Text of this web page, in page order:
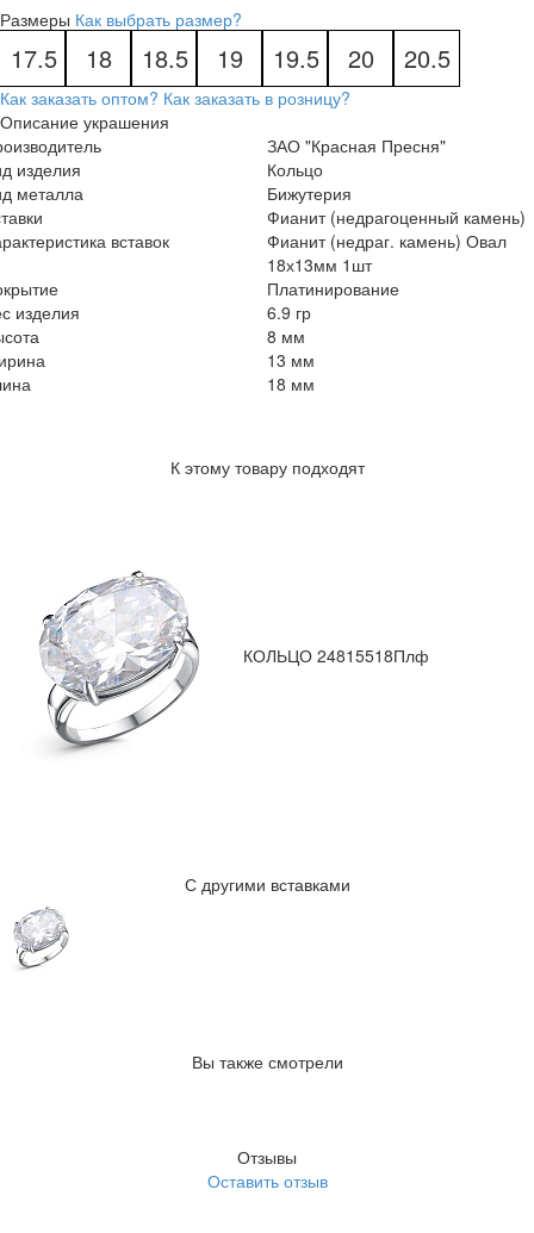
Размеры Как выбрать размер?
17.5 18 18.5 19 19.5 20 20.5
Как заказать оптом? Как заказать в розницу?
Описание украшения
ЗАО "Красная Пресня"
изделия
Кольцо
металла
Бижутерия
Фианит (недрагоценный камень)
вставок
Фианит (недраг. камень) Овал
18х13мм 1шт
Платинирование
изделия
6.9 гр
8 мм
13 мм
18 мм
К этому товару подходят
КОЛЬЦО 24815518Плф
С другими вставками
Вы также смотрели
Отзывы
Оставить отзыв